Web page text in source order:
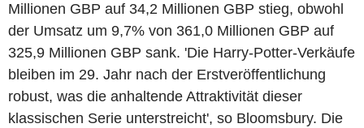
Millionen GBP auf 34,2 Millionen GBP stieg, obwohl
der Umsatz um 9,7% von 361,0 Millionen GBP auf
325,9 Millionen GBP sank. 'Die Harry-Potter-Verkäufe
bleiben im 29. Jahr nach der Erstveröffentlichung
robust, was die anhaltende Attraktivität dieser
klassischen Serie unterstreicht', so Bloomsbury. Die